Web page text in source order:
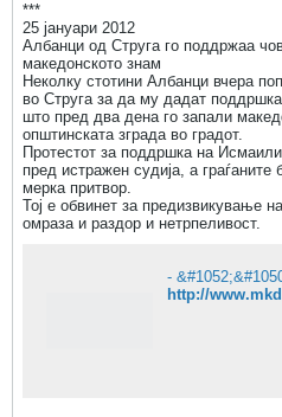
***
25 јануари 2012
Албанци од Струга го поддржаа
македонското знам
Неколку стотини Албанци вчера
во Струга за да му дадат
што пред два дена го запали
општинската зграда во градот.
Протестот за поддршка на
пред истражен судија, а
мерка притвор.
Тој е обвинет за предизвикување
омраза и раздор и нетрпеливост.
-